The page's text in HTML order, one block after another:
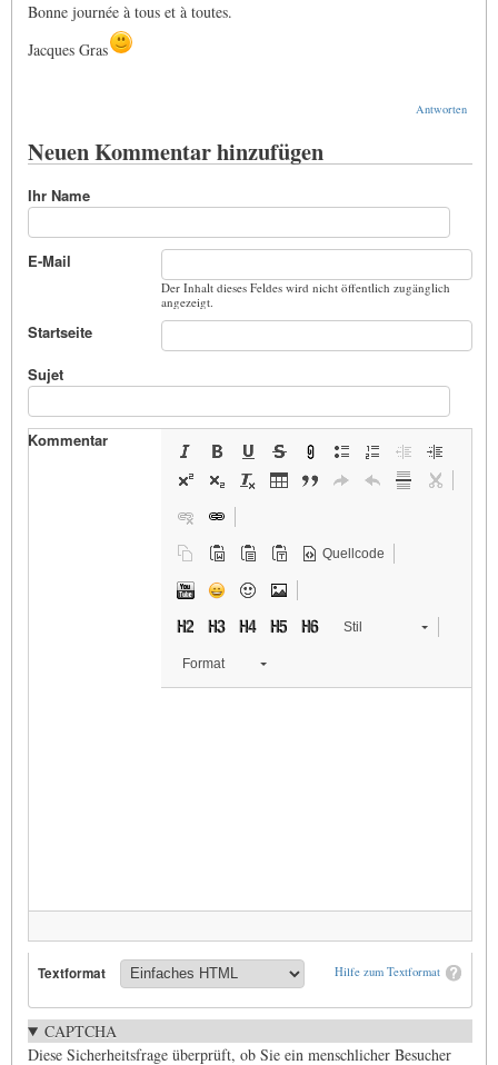
Bonne journée à tous et à toutes.
Jacques Gras
Antworten
Neuen Kommentar hinzufügen
Ihr Name
E-Mail
Der Inhalt dieses Feldes wird nicht öffentlich zugänglich
angezeigt.
Startseite
Sujet
Kommentar
Quellcode
Stil
Format
Hilfe zum Textformat
Textformat
CAPTCHA
Diese Sicherheitsfrage überprüft, ob Sie ein menschlicher Besucher